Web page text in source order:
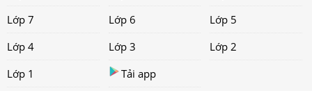
Lớp 7
Lớp 6
Lớp 5
Lớp 4
Lớp 3
Lớp 2
Lớp 1
Tải app